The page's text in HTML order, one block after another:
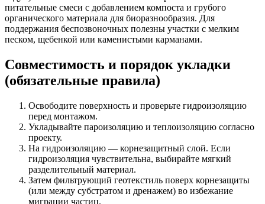
питательные смеси с добавлением компоста и грубого
органического материала для биоразнообразия. Для
поддержания беспозвоночных полезны участки с мелким
песком, щебенкой или каменистыми карманами.
Совместимость и порядок укладки
(обязательные правила)
Освободите поверхность и проверьте гидроизоляцию
перед монтажом.
Укладывайте пароизоляцию и теплоизоляцию согласно
проекту.
На гидроизоляцию — корнезащитный слой. Если
гидроизоляция чувствительна, выбирайте мягкий
разделительный материал.
Затем фильтрующий геотекстиль поверх корнезащиты
(или между субстратом и дренажем) во избежание
миграции частиц.